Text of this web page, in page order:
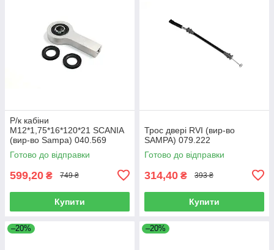
Р/к кабіни
M12*1,75*16*120*21 SCANIA
(вир-во Sampa) 040.569
Готово до відправки
599,20 ₴ 749 ₴
Купити
Трос двері RVI (вир-во
SAMPA) 079.222
Готово до відправки
314,40 ₴ 393 ₴
Купити
–20% –20%